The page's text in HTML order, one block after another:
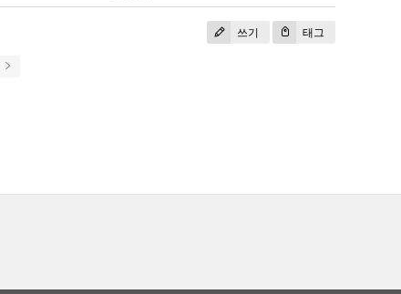
쓰기 태그